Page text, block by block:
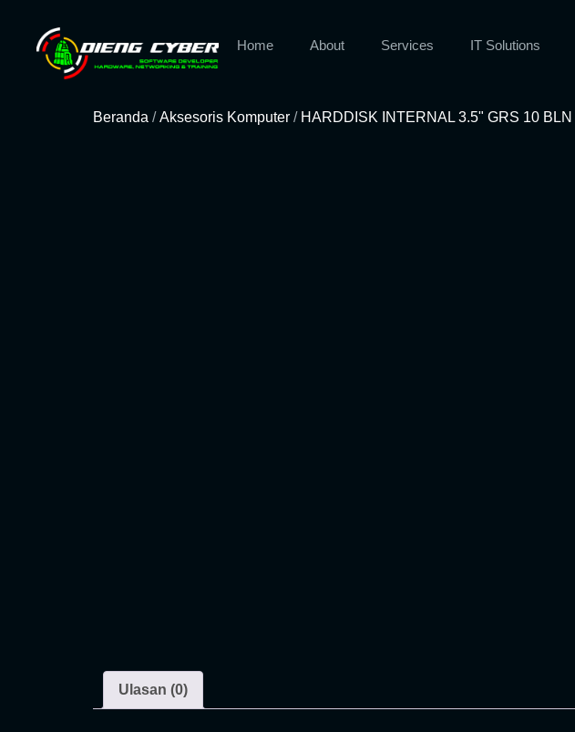
Home About Services IT Solutions
Beranda /Aksesoris Komputer / HARDDISK INTERNAL 3.5" GRS 10 BLN
Ulasan (0)